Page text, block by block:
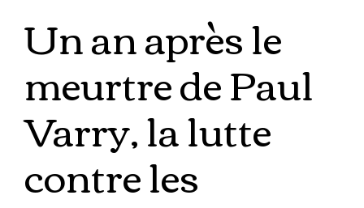
Un an après le
meurtre de Paul
Varry, la lutte
contre les